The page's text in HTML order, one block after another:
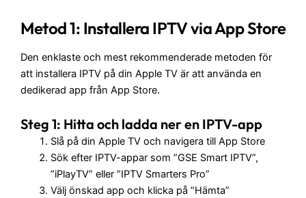
Metod 1: Installera IPTV via App Store
Den enklaste och mest rekommenderade metoden för
att installera IPTV på din Apple TV är att använda en
dedikerad app från App Store.
Steg 1: Hitta och ladda ner en IPTV-app
Slå på din Apple TV och navigera till App Store
Sök efter IPTV-appar som ”GSE Smart IPTV”,
”iPlayTV” eller ”IPTV Smarters Pro”
Välj önskad app och klicka på ”Hämta”